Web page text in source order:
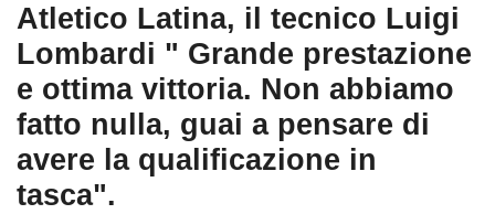
Atletico Latina, il tecnico Luigi
Lombardi " Grande prestazione
e ottima vittoria. Non abbiamo
fatto nulla, guai a pensare di
avere la qualificazione in
tasca".